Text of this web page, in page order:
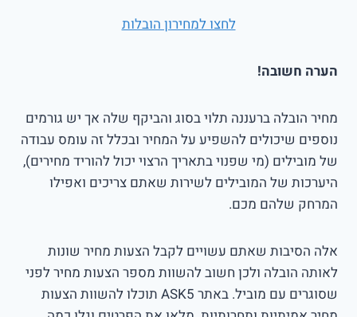
לחצו למחירון הובלות
הערה חשובה!
מחיר הובלה ברעננה תלוי בסוג והביקף שלה אך יש גורמים
נוספים שיכולים להשפיע על המחיר ובכלל זה עומס עבודה
של מובילים (מי שפנוי בתאריך הרצוי יכול להוריד מחירים),
היערכות של המובילים לשירות שאתם צריכים ואפילו
המרחק שלהם מכם.
אלה הסיבות שאתם עשויים לקבל הצעות מחיר שונות
לאותה הובלה ולכן חשוב להשוות מספר הצעות מחיר לפני
שסוגרים עם מוביל. באתר ASK5 תוכלו להשוות הצעות